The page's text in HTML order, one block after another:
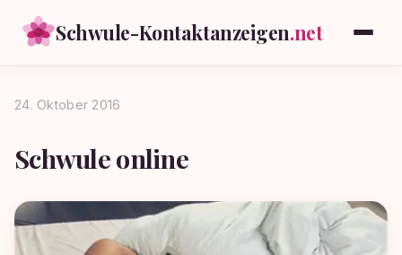
Schwule-Kontaktanzeigen.net
24. Oktober 2016
Schwule online